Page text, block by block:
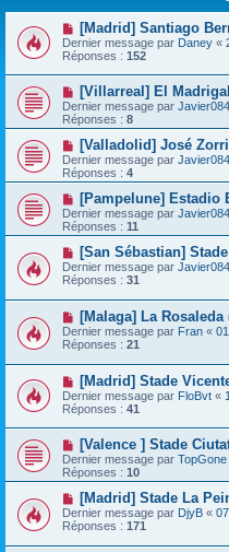
[Madrid] Santiago
Dernier message par Daney «
Réponses : 152
[Villarreal] El
Dernier message par
Réponses : 8
[Valladolid] José
Dernier message par
Réponses : 4
[Pampelune] Estadio
Dernier message par
Réponses : 11
[San Sébastian]
Dernier message par
Réponses : 31
[Malaga] La Rosaleda
Dernier message par Fran «
Réponses : 21
[Madrid] Stade
Dernier message par FloBvt «
Réponses : 41
[Valence ] Stade
Dernier message par TopGone
Réponses : 10
[Madrid] Stade La
Dernier message par DjyB «
Réponses : 171